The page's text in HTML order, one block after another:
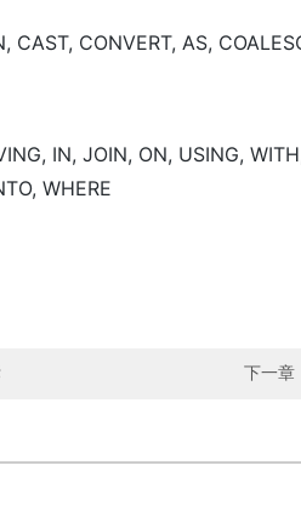
CAST, CONVERT, AS,
IN, JOIN, ON, USING,
WHERE
下一章